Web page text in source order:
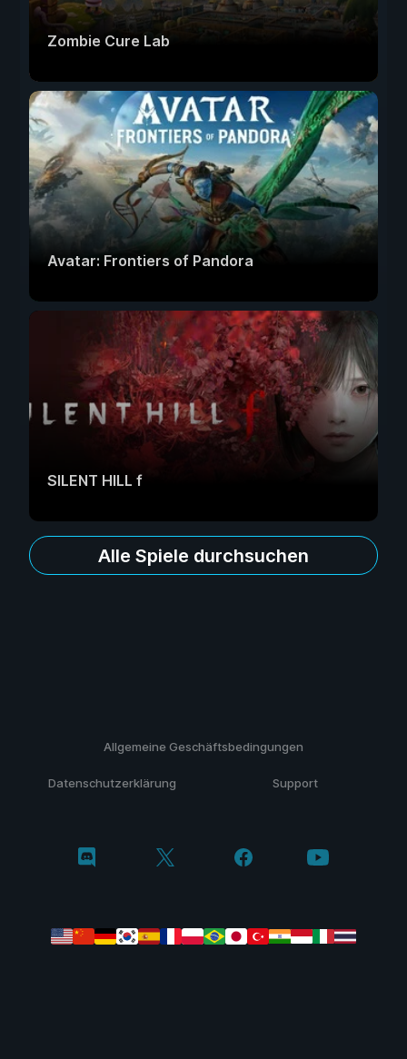
Zombie Cure Lab
Avatar: Frontiers of Pandora
SILENT HILL f
Alle Spiele durchsuchen
Allgemeine Geschäftsbedingungen
Datenschutzerklärung Support